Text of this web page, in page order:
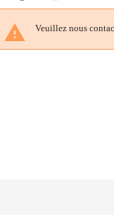
 Veuillez nous